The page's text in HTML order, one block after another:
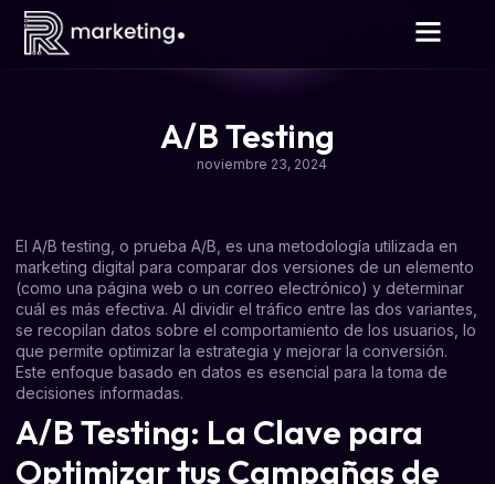
A/B Testing
noviembre 23, 2024
El A/B testing, o prueba A/B, es una metodología utilizada en
marketing digital para comparar dos versiones de un elemento
(como una página web o un correo electrónico) y determinar
cuál es más efectiva. Al dividir el tráfico entre las dos variantes,
se recopilan datos sobre el comportamiento de los usuarios, lo
que permite optimizar la estrategia y mejorar la conversión.
Este enfoque basado en datos es esencial para la toma de
decisiones informadas.
A/B Testing: La Clave para
Optimizar tus Campañas de